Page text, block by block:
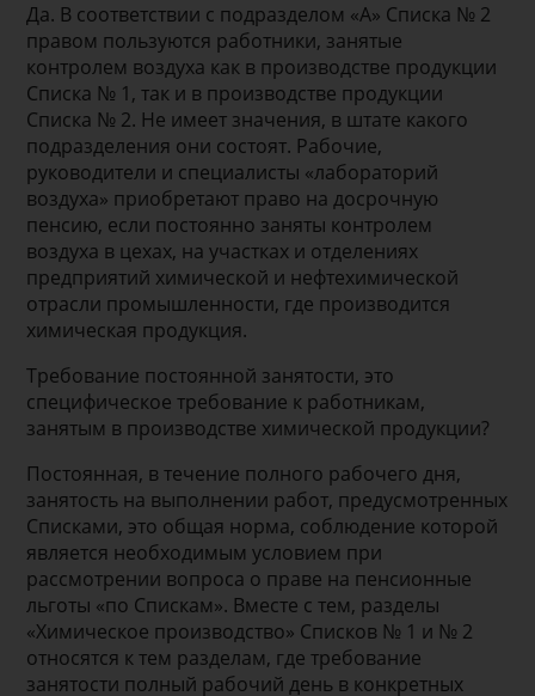
Да. В соответствии с подразделом «А» Списка № 2
правом пользуются работники, занятые
контролем воздуха как в производстве продукции
Списка № 1, так и в производстве продукции
Списка № 2. Не имеет значения, в штате какого
подразделения они состоят. Рабочие,
руководители и специалисты «лабораторий
воздуха» приобретают право на досрочную
пенсию, если постоянно заняты контролем
воздуха в цехах, на участках и отделениях
предприятий химической и нефтехимической
отрасли промышленности, где производится
химическая продукция.
Требование постоянной занятости, это
специфическое требование к работникам,
занятым в производстве химической продукции?
Постоянная, в течение полного рабочего дня,
занятость на выполнении работ, предусмотренных
Списками, это общая норма, соблюдение которой
является необходимым условием при
рассмотрении вопроса о праве на пенсионные
льготы «по Спискам». Вместе с тем, разделы
«Химическое производство» Списков № 1 и № 2
относятся к тем разделам, где требование
занятости полный рабочий день в конкретных